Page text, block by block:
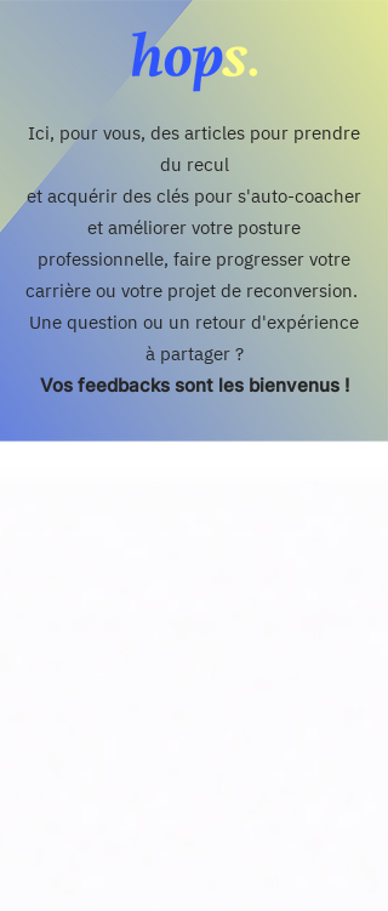
Ici, pour vous, des articles pour prendre
du recul
et acquérir des clés pour s'auto-coacher
et améliorer votre posture
professionnelle, faire progresser votre
carrière ou votre projet de reconversion.
Une question ou un retour d'expérience
à partager ?
Vos feedbacks sont les bienvenus !